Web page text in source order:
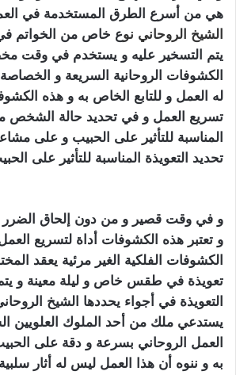
هي من أسرع الطرق المستخدمة في
الشيخ الروحاني نوع خاص من الخواتم
يتم التسخير عليه و يستخدم في وقت
الكشوفات الروحانية السريعة و
له العمل و للتابع الخاص به و هذه
تسريع العمل و في تحديد حالة الشخص
المناسبة للتأثير على الحبيب و على
تحديد التعويذة المناسبة للتأثير على
و في وقت قصير و من دون إلحاق الضرر
و تعتبر هذه الكشوفات أداة لتسريع
الكشوفات الفلكية الغير مرئية يعقد
تعويذة في طقس خاص و ليلة معينة و
التعويذة في أجواء يحددها الشيخ
يستدعي ملك من أحد الملوك العلويين
العمل الروحاني بسرعة و دقة على
به و ننوه أن هذا العمل ليس له أثار